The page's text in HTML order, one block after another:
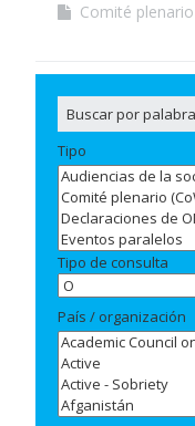
Comité
Tipo
Tipo de consulta
País / organización